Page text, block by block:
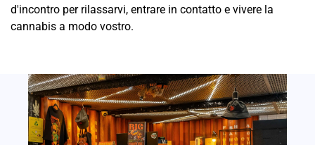
d'incontro per rilassarvi, entrare in contatto e vivere la
cannabis a modo vostro.